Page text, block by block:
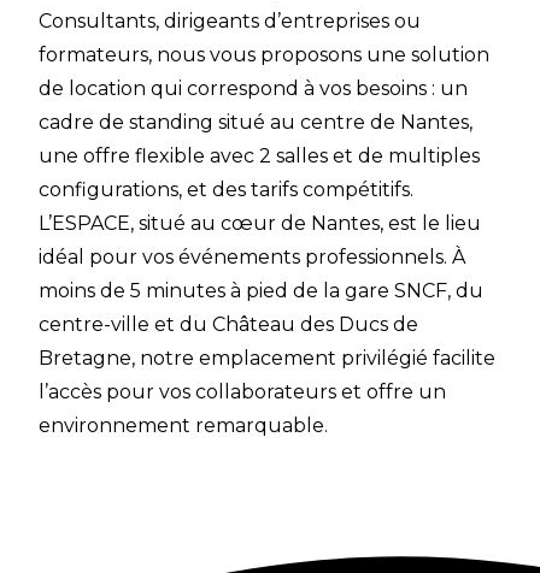
Consultants, dirigeants d’entreprises ou
formateurs, nous vous proposons une solution
de location qui correspond à vos besoins : un
cadre de standing situé au centre de Nantes,
une offre flexible avec 2 salles et de multiples
configurations, et des tarifs compétitifs.
L’ESPACE, situé au cœur de Nantes, est le lieu
idéal pour vos événements professionnels. À
moins de 5 minutes à pied de la gare SNCF, du
centre-ville et du Château des Ducs de
Bretagne, notre emplacement privilégié facilite
l’accès pour vos collaborateurs et offre un
environnement remarquable.